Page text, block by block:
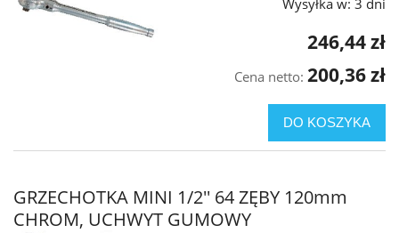
Wysyłka w: 3 dni
246,44 zł
Cena netto: 200,36 zł
DO KOSZYKA
GRZECHOTKA MINI 1/2'' 64 ZĘBY 120mm
CHROM, UCHWYT GUMOWY